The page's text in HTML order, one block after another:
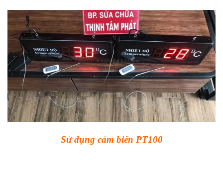
Sử dụng cảm biến PT100